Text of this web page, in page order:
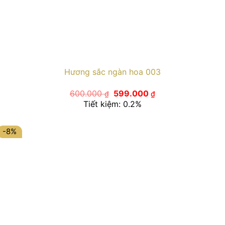
Hương sắc ngàn hoa 003
600.000₫
Giá
gốc
là:
599.000₫Giá
Tiết kiệm: 0.2%
-8%